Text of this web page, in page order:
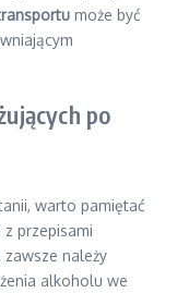
może być
po
warto pamiętać
przepisami
należy
alkoholu we